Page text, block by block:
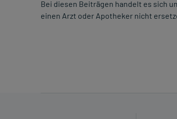
Bei diesen Beiträgen handelt es sich
einen Arzt oder Apotheker nicht